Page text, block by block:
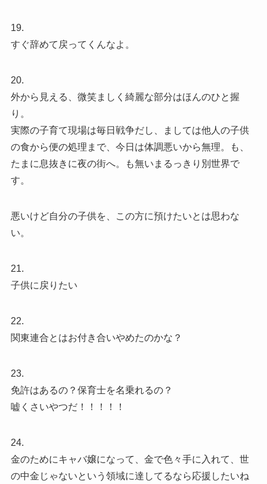
19.
すぐ辞めて戻ってくんなよ。
20.
外から見える、微笑ましく綺麗な部分はほんのひと握
り。
実際の子育て現場は毎日戦争だし、ましては他人の子供
の食から便の処理まで、今日は体調悪いから無理。も、
たまに息抜きに夜の街へ。も無いまるっきり別世界で
す。
悪いけど自分の子供を、この方に預けたいとは思わな
い。
21.
子供に戻りたい
22.
関東連合とはお付き合いやめたのかな？
23.
免許はあるの？保育士を名乗れるの？
嘘くさいやつだ！！！！！
24.
金のためにキャバ嬢になって、金で色々手に入れて、世
の中金じゃないという領域に達してるなら応援したいね